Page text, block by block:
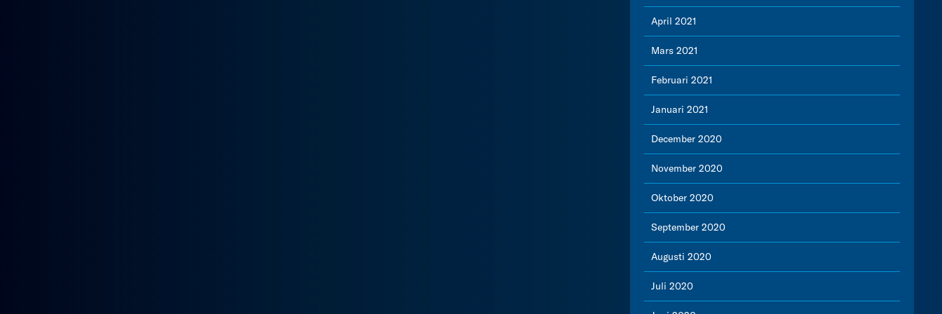
April 2021
Mars 2021
Februari 2021
Januari 2021
December 2020
November 2020
Oktober 2020
September 2020
Augusti 2020
Juli 2020